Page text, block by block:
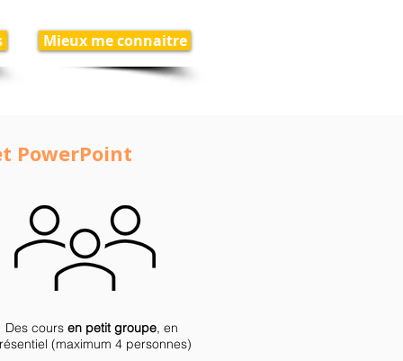
Mieux me connaitre
PowerPoint
Des cours en petit groupe, en
(maximum 4 personnes)